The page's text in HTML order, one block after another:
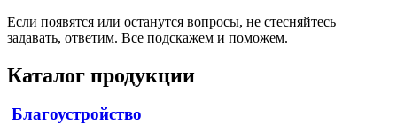
Если появятся или останутся вопросы, не стесняйтесь
задавать, ответим. Все подскажем и поможем.
Каталог продукции
Благоустройство